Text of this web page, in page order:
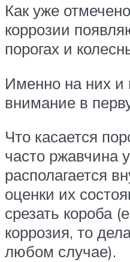
Как уже
коррозии
порогах и
Именно на них и
внимание в
Что касается
часто ржавчина
располагается
оценки их
срезать короба
коррозия, то
любом случае).